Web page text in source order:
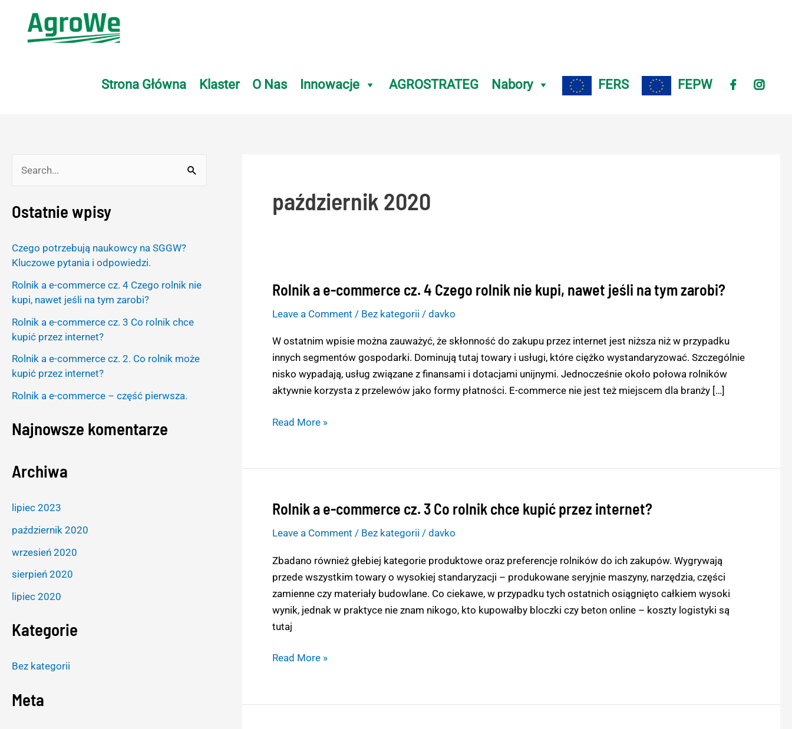
content
Strona Główna Klaster O Nas Innowacje AGROSTRATEG Nabory FERS FEPW
a
c
f
r
:
Ostatnie wpisy
Czego potrzebują naukowcy na SGGW?
Kluczowe pytania i odpowiedzi.
Rolnik a e-commerce cz. 4 Czego rolnik nie
kupi, nawet jeśli na tym zarobi?
Rolnik a e-commerce cz. 3 Co rolnik chce
kupić przez internet?
Rolnik a e-commerce cz. 2. Co rolnik może
kupić przez internet?
Rolnik a e-commerce – część pierwsza.
Najnowsze komentarze
Archiwa
lipiec 2023
październik 2020
wrzesień 2020
sierpień 2020
lipiec 2020
Kategorie
Bez kategorii
Meta
październik 2020
Rolnik a e-commerce cz. 4 Czego rolnik nie kupi, nawet jeśli na tym zarobi?
Leave a Comment / Bez kategorii /davko
W ostatnim wpisie można zauważyć, że skłonność do zakupu przez internet jest niższa niż w przypadku
innych segmentów gospodarki. Dominują tutaj towary i usługi, które ciężko wystandaryzować. Szczególnie
nisko wypadają, usług związane z finansami i dotacjami unijnymi. Jednocześnie około połowa rolników
aktywnie korzysta z przelewów jako formy płatności. E-commerce nie jest też miejscem dla branży […]
Rolnik
e-
commerce
cz.
4
Czego
nie
jeśli
tym
zarobi?
Read More »
Rolnik a e-commerce cz. 3 Co rolnik chce kupić przez internet?
Leave a Comment / Bez kategorii /davko
Zbadano również głebiej kategorie produktowe oraz preferencje rolników do ich zakupów. Wygrywają
przede wszystkim towary o wysokiej standaryzacji – produkowane seryjnie maszyny, narzędzia, części
zamienne czy materiały budowlane. Co ciekawe, w przypadku tych ostatnich osiągnięto całkiem wysoki
wynik, jednak w praktyce nie znam nikogo, kto kupowałby bloczki czy beton online – koszty logistyki są
tutaj
Rolnik
e-
commerce
cz.
3
Co
rolnik
kupić
Read More »